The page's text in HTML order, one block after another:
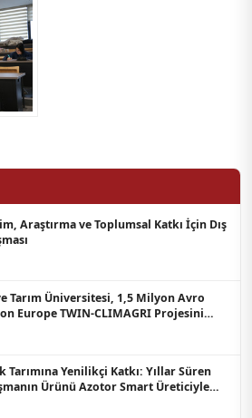
Araştırma ve Toplumsal Katkı İçin Dış
Tarım Üniversitesi, 1,5 Milyon Avro
Europe TWIN-CLIMAGRI Projesini
Tarımına Yenilikçi Katkı: Yıllar Süren
Ürünü Azotor Smart Üreticiyle